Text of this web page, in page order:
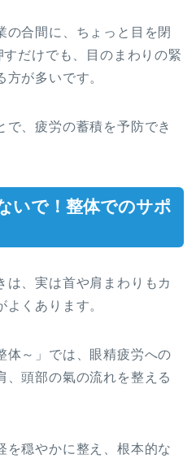
の合間に、ちょっと目を閉
だけでも、目のまわりの緊
が多いです。
で、疲労の蓄積を予防でき
いで！整体でのサポ
は、実は首や肩まわりもカ
くあります。
体～」では、眼精疲労への
、頭部の氣の流れを整える
を穏やかに整え、根本的な